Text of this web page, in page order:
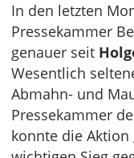
In den letzten
Pressekammer
genauer seit
Wesentlich
Abmahn- und
Pressekammer
konnte die